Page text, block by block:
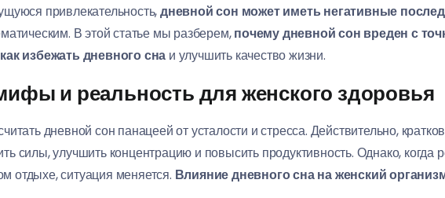
привлекательность,дневной сон может иметь негативные
В этой статье мы разберем,почему дневной сон вреден с
как избежать дневного сна и улучшить качество жизни.
и реальность для женского здоровья
дневной сон панацеей от усталости и стресса. Действительно,
силы, улучшить концентрацию и повысить продуктивность. Однако, когда
отдыхе, ситуация меняется. Влияние дневного сна на женский